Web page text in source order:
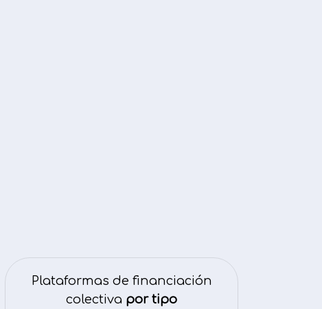
Plataformas de financiación
colectiva por tipo